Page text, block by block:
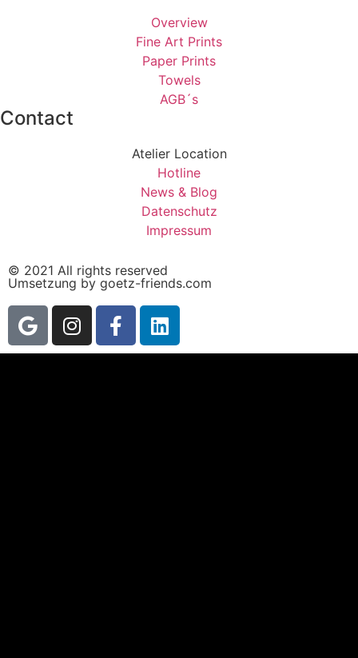
Overview
Fine Art Prints
Paper Prints
Towels
AGB´s
Contact
Atelier Location
Hotline
News & Blog
Datenschutz
Impressum
© 2021 All rights reserved
Umsetzung by goetz-friends.com